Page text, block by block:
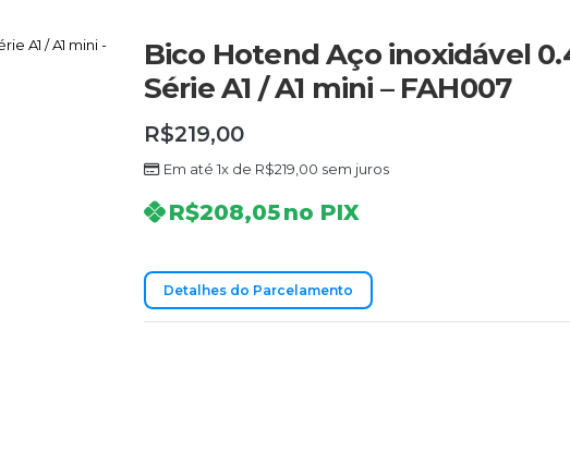
Bico Hotend Aço inoxidável
Série A1 / A1 mini – FAH007
R$219,00
Em até 1x de R$219,00 sem juros
R$208,05no PIX
Detalhes do Parcelamento